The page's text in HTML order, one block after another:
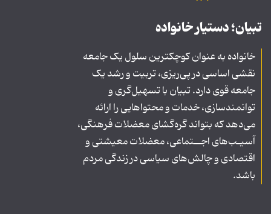
تبیان؛ دستیار خانواده
خانواده به عنوان کوچکترین سلول یک جامعه
نقشی اساسی در پی‌ریزی، تربیت و رشد یک
جامعه قوی دارد. تبیان با تسهیل‌گری و
توانمندسازی، خدمات و محتواهایی را ارائه
می‌دهد که بتواند گره‌گشای معضلات فرهنگی،
آسیـب‌های اجــتماعی، معضلات معیشتی و
اقتصادی و چالش‌های سیاسی در زندگی مردم
باشد.